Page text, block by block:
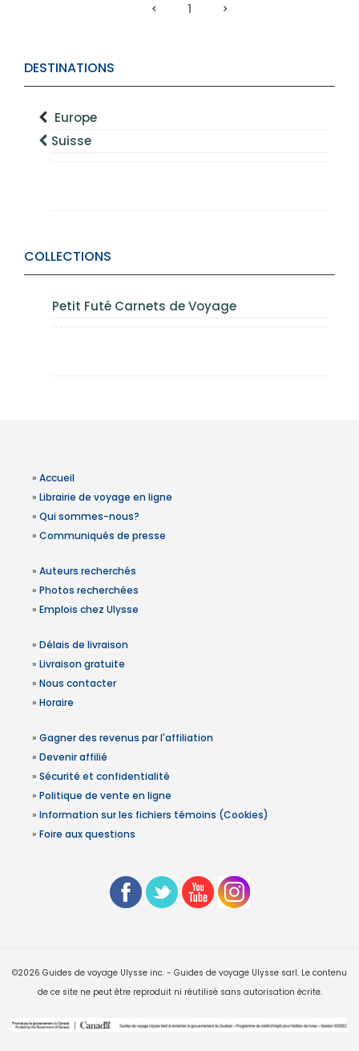
DESTINATIONS
Europe
Suisse
COLLECTIONS
Petit Futé Carnets de Voyage
1
» Accueil
» Librairie de voyage en ligne
» Qui sommes-nous?
» Communiqués de presse
» Auteurs recherchés
» Photos recherchées
» Emplois chez Ulysse
» Délais de livraison
» Livraison gratuite
» Nous contacter
» Horaire
» Gagner des revenus par l'affiliation
» Devenir affilié
» Sécurité et confidentialité
» Politique de vente en ligne
» Information sur les fichiers témoins (Cookies)
» Foire aux questions
©2026 Guides de voyage Ulysse inc. - Guides de voyage Ulysse sarl. Le contenu
de ce site ne peut être reproduit ni réutilisé sans autorisation écrite.